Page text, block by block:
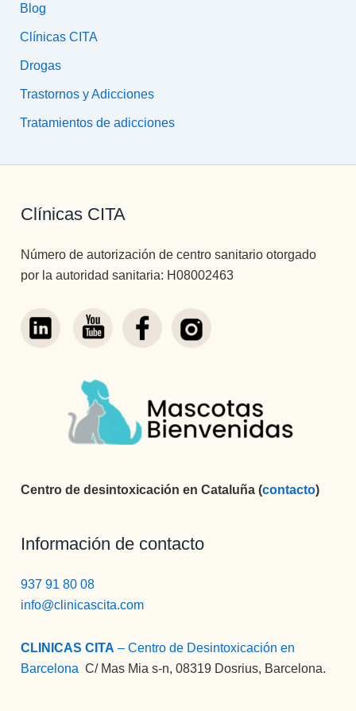
Blog
Clínicas CITA
Drogas
Trastornos y Adicciones
Tratamientos de adicciones
Clínicas CITA
Número de autorización de centro sanitario otorgado
por la autoridad sanitaria: H08002463
Centro de desintoxicación en Cataluña (contacto)
Información de contacto
937 91 80 08
info@clinicascita.com
CLINICAS CITA – Centro de Desintoxicación en
Barcelona :C/ Mas Mia s-n, 08319 Dosrius, Barcelona.